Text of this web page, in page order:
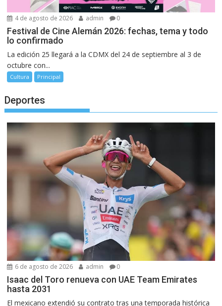
4 de agosto de 2026 admin 0
Festival de Cine Alemán 2026: fechas, tema y todo
lo confirmado
La edición 25 llegará a la CDMX del 24 de septiembre al 3 de
octubre con...
Cultura Principal
Deportes
6 de agosto de 2026 admin 0
Isaac del Toro renueva con UAE Team Emirates
hasta 2031
El mexicano extendió su contrato tras una temporada histórica